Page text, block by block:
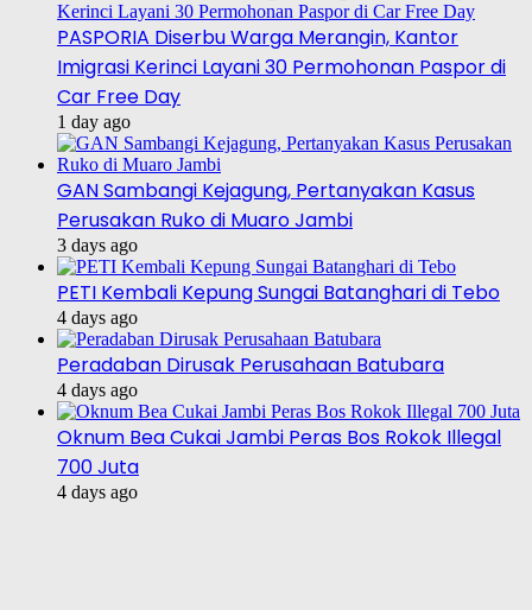
PASPORIA Diserbu Warga Merangin, Kantor
Imigrasi Kerinci Layani 30 Permohonan Paspor di
Car Free Day
1 day ago
GAN Sambangi Kejagung, Pertanyakan Kasus
Perusakan Ruko di Muaro Jambi
3 days ago
PETI Kembali Kepung Sungai Batanghari di Tebo
4 days ago
Peradaban Dirusak Perusahaan Batubara
4 days ago
Oknum Bea Cukai Jambi Peras Bos Rokok Illegal
700 Juta
4 days ago